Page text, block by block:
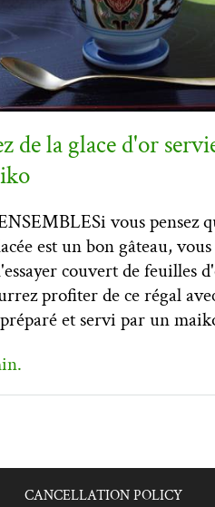
de la glace d'or
vous pensez
est un bon gâteau, vous
couvert de feuilles
profiter de ce régal
et servi par un
CANCELLATION POLICY